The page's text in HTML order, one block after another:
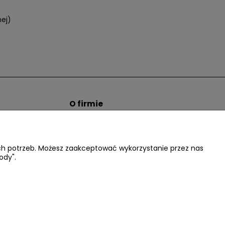
O firmie
dacter.pl
Możesz zaakceptować wykorzystanie przez nas